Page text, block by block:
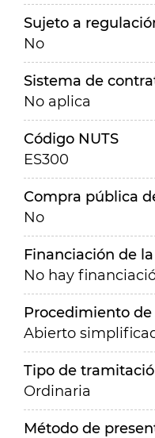
Sujeto a
No
Sistema de
No aplica
Código NUTS
ES300
Compra pública
No
Financiación de
No hay
Procedimiento
Abierto
Tipo de
Ordinaria
Método de